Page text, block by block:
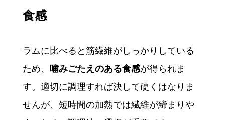
食感
ラムに比べると筋繊維がしっかりしている
ため、
噛みごたえのある食感が得られま
す。適切に調理すれば決して硬くはなりま
せんが、短時間の加熱では繊維が締まりや